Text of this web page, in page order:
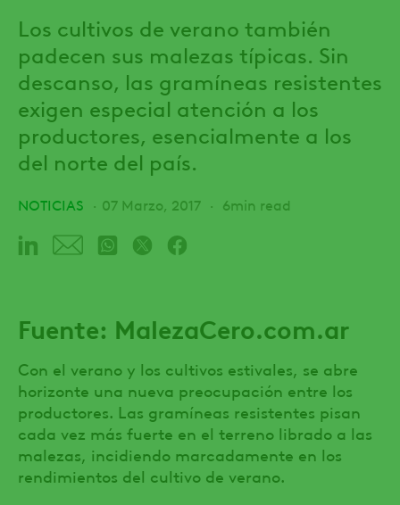
Los cultivos de verano también
padecen sus malezas típicas. Sin
descanso, las gramíneas resistentes
exigen especial atención a los
productores, esencialmente a los
del norte del país.
NOTICIAS 07 Marzo, 2017 6min read
Fuente: MalezaCero.com.ar
Con el verano y los cultivos estivales, se abre
horizonte una nueva preocupación entre los
productores. Las gramíneas resistentes pisan
cada vez más fuerte en el terreno librado a las
malezas, incidiendo marcadamente en los
rendimientos del cultivo de verano.